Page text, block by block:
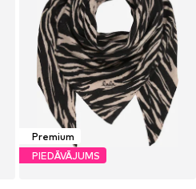
Premium
PIEDĀVĀJUMS